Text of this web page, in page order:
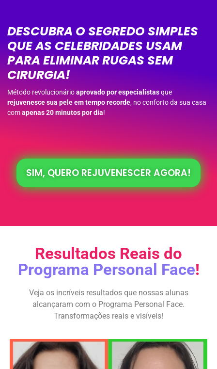
DESCUBRA O SEGREDO SIMPLES
QUE AS CELEBRIDADES USAM
PARA ELIMINAR RUGAS SEM
CIRURGIA!
Método revolucionárioaprovado por especialistasque
rejuvenesce sua pele em tempo recorde, no conforto da sua casa
comapenas 20 minutos por dia!
SIM, QUERO REJUVENESCER AGORA!
Resultados Reais do
Programa Personal Face!
Veja os incríveis resultados que nossas alunas
alcançaram com o Programa Personal Face.
Transformações reais e visíveis!